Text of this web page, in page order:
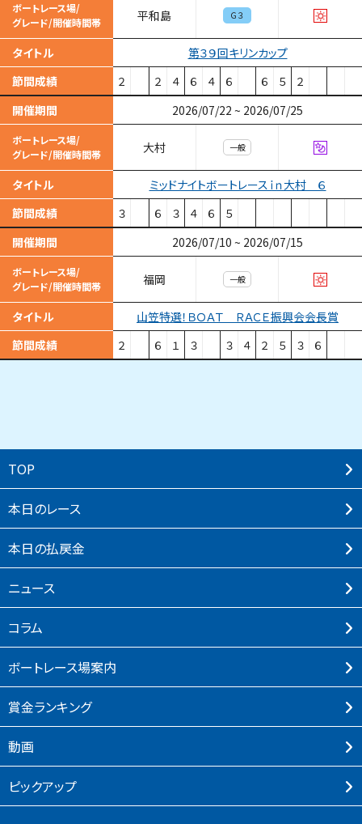
ボートレース場/
グレード/開催時間帯
平和島 Ｇ３
タイトル
第３９回キリンカップ
節間成績
２ ２ ４ ６ ４ ６ ６ ５ ２
開催期間 2026/07/22 ~ 2026/07/25
ボートレース場/
グレード/開催時間帯
大村 一般
タイトル
ミッドナイトボートレースｉｎ大村 ６
節間成績
３ ６ ３ ４ ６ ５
開催期間 2026/07/10 ~ 2026/07/15
ボートレース場/
グレード/開催時間帯
福岡 一般
タイトル
山笠特選！ＢＯＡＴ ＲＡＣＥ振興会会長賞
節間成績
２ ６ １ ３ ３ ４ ２ ５ ３ ６
TOP
本⽇のレース
本⽇の払戻⾦
ニュース
コラム
ボートレース場案内
賞⾦ランキング
動画
ピックアップ